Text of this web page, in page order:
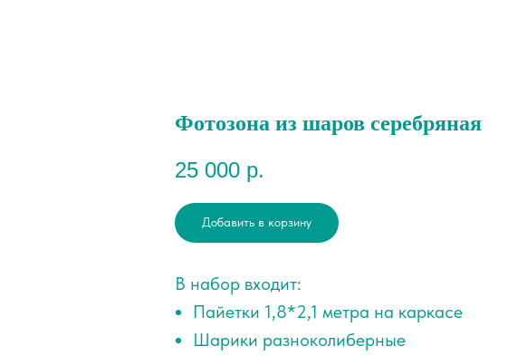
Фотозона из шаров серебряная
25 000 р.
Добавить в корзину
В набор входит:
Пайетки 1,8*2,1 метра на каркасе
Шарики разноколиберные